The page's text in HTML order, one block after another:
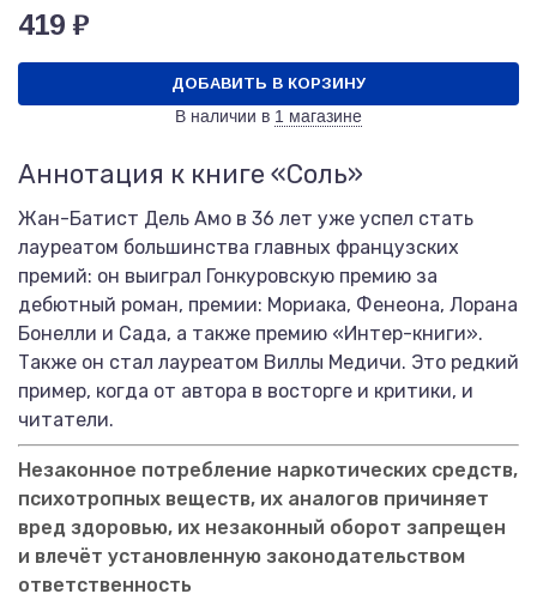
419 ₽
ДОБАВИТЬ В КОРЗИНУ
В наличии в 1 магазине
Аннотация к книге «Соль»
Жан-Батист Дель Амо в 36 лет уже успел стать
лауреатом большинства главных французских
премий: он выиграл Гонкуровскую премию за
дебютный роман, премии: Мориака, Фенеона, Лорана
Бонелли и Сада, а также премию «Интер-книги».
Также он стал лауреатом Виллы Медичи. Это редкий
пример, когда от автора в восторге и критики, и
читатели.
Незаконное потребление наркотических средств,
психотропных веществ, их аналогов причиняет
вред здоровью, их незаконный оборот запрещен
и влечёт установленную законодательством
ответственность